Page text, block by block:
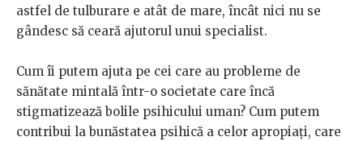
astfel de tulburare e atât de mare, încât nici nu se
gândesc să ceară ajutorul unui specialist.
Cum îi putem ajuta pe cei care au probleme de
sănătate mintală într-o societate care încă
stigmatizează bolile psihicului uman? Cum putem
contribui la bunăstatea psihică a celor apropiați, care